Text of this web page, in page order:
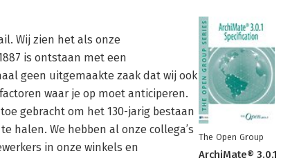
Wij zien het als onze
is ontstaan met een
geen uitgemaakte zaak dat wij ook
waar je op moet anticiperen.
gebracht om het 130-jarig bestaan
halen. We hebben al onze collega’s
in onze winkels en
The Open Group
ArchiMate® 3.0.1